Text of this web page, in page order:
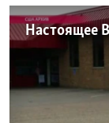
Настоящее
No